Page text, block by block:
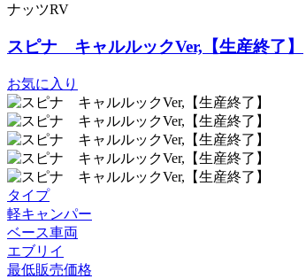
ナッツRV
スピナ キャルルックVer,【生産終了】
お気に入り
タイプ
軽キャンパー
ベース車両
エブリイ
最低販売価格